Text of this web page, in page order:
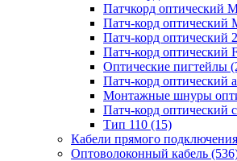
Патчкорд оптический
Патч-корд оптический
Патч-корд оптический
Патч-корд оптический
Оптические пигтейлы
Патч-корд оптический
Монтажные шнуры
Патч-корд оптический
Тип 110 (15)
Кабели прямого подключения
Оптоволоконный кабель